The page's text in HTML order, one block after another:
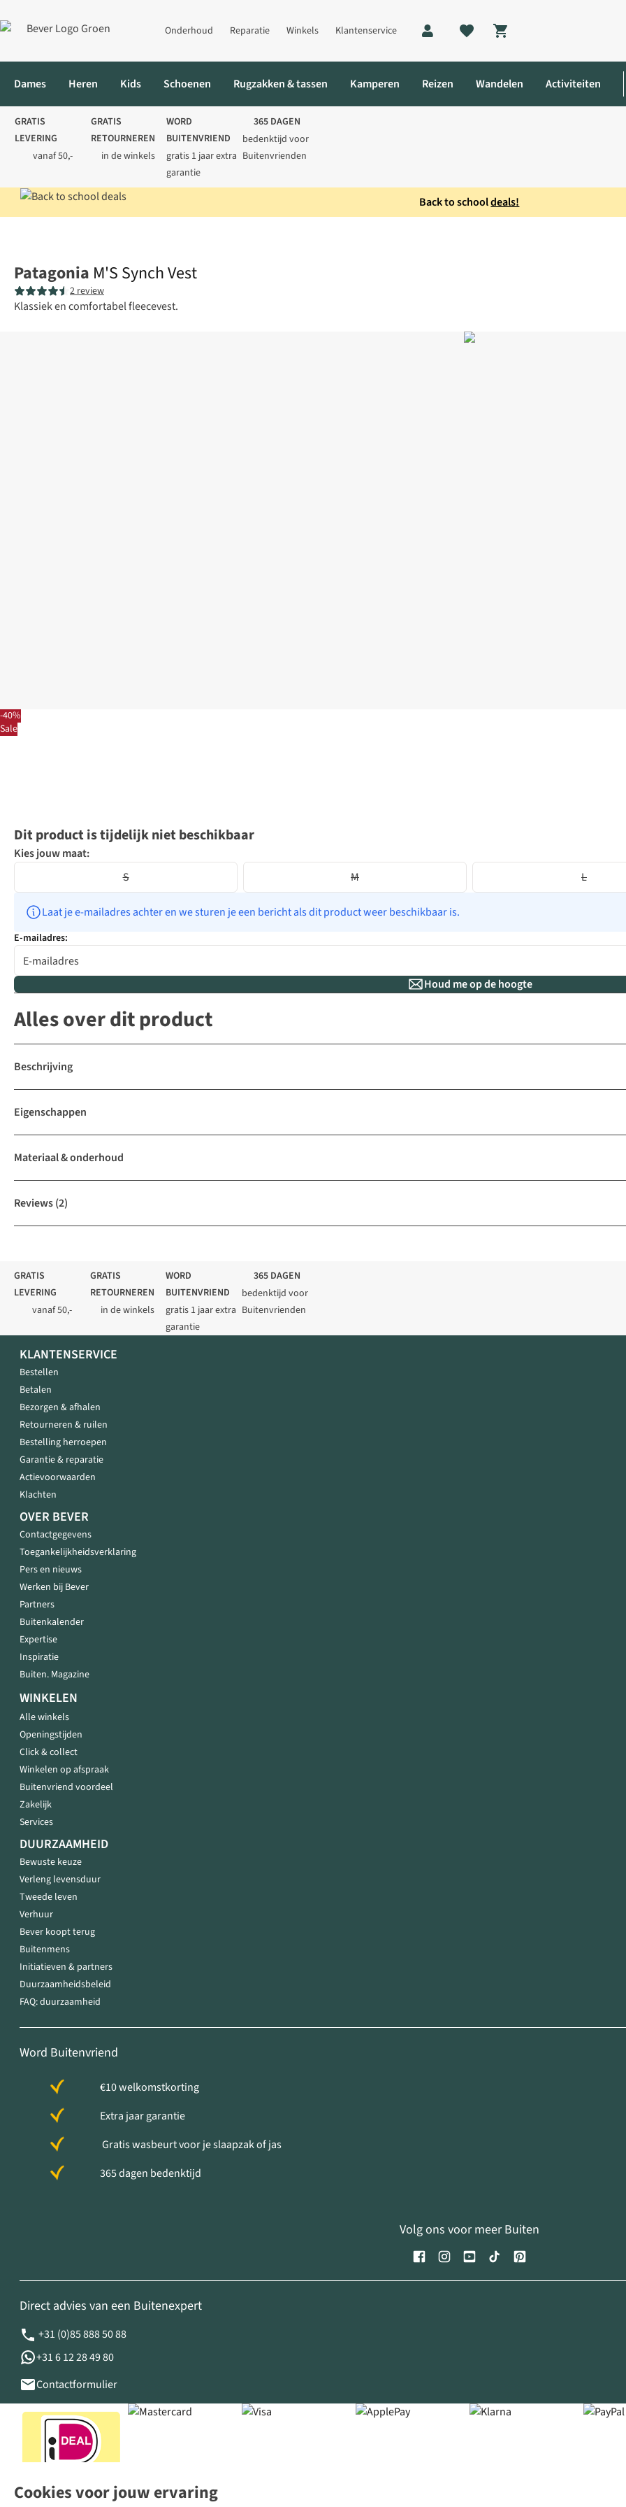
Onderhoud Reparatie Winkels Klantenservice
Shopping cart
Dames Heren Kids Schoenen Rugzakken & tassen Kamperen Reizen Wandelen Activiteiten
GRATIS
LEVERING
vanaf 50,-
GRATIS
RETOURNEREN
in de winkels
WORD
BUITENVRIEND
gratis 1 jaar extra
garantie
365 DAGEN
bedenktijd voor
Buitenvrienden
Back to schooldeals!
-40%
Sale
Patagonia M'S Synch Vest
2 review
Klassiek en comfortabel fleecevest.
Dit product is tijdelijk niet beschikbaar
Kies jouw maat:
S
M L
Laat je e-mailadres achter en we sturen je een bericht als dit product weer beschikbaar is.
E-mailadres:
Houd me op de hoogte
Alles over dit product
Beschrijving
Eigenschappen
Materiaal & onderhoud
Reviews(2)
Cookies voor jouw ervaring
GRATIS
LEVERING
vanaf 50,-
GRATIS
RETOURNEREN
in de winkels
WORD
BUITENVRIEND
gratis 1 jaar extra
garantie
365 DAGEN
bedenktijd voor
Buitenvrienden
KLANTENSERVICE
Bestellen
Betalen
Bezorgen & afhalen
Retourneren & ruilen
Bestelling herroepen
Garantie & reparatie
Actievoorwaarden
Klachten
OVER BEVER
Contactgegevens
Toegankelijkheidsverklaring
Pers en nieuws
Werken bij Bever
Partners
Buitenkalender
Expertise
Inspiratie
Buiten. Magazine
WINKELEN
Alle winkels
Openingstijden
Click & collect
Winkelen op afspraak
Buitenvriend voordeel
Zakelijk
Services
DUURZAAMHEID
Bewuste keuze
Verleng levensduur
Tweede leven
Verhuur
Bever koopt terug
Buitenmens
Initiatieven & partners
Duurzaamheidsbeleid
FAQ: duurzaamheid
Word Buitenvriend
€10 welkomstkorting
Extra jaar garantie
Gratis wasbeurt voor je slaapzak of jas
365 dagen bedenktijd
Volg ons voor meer Buiten
Direct advies van een Buitenexpert
+31 (0)85 888 50 88
+31 6 12 28 49 80
Contactformulier